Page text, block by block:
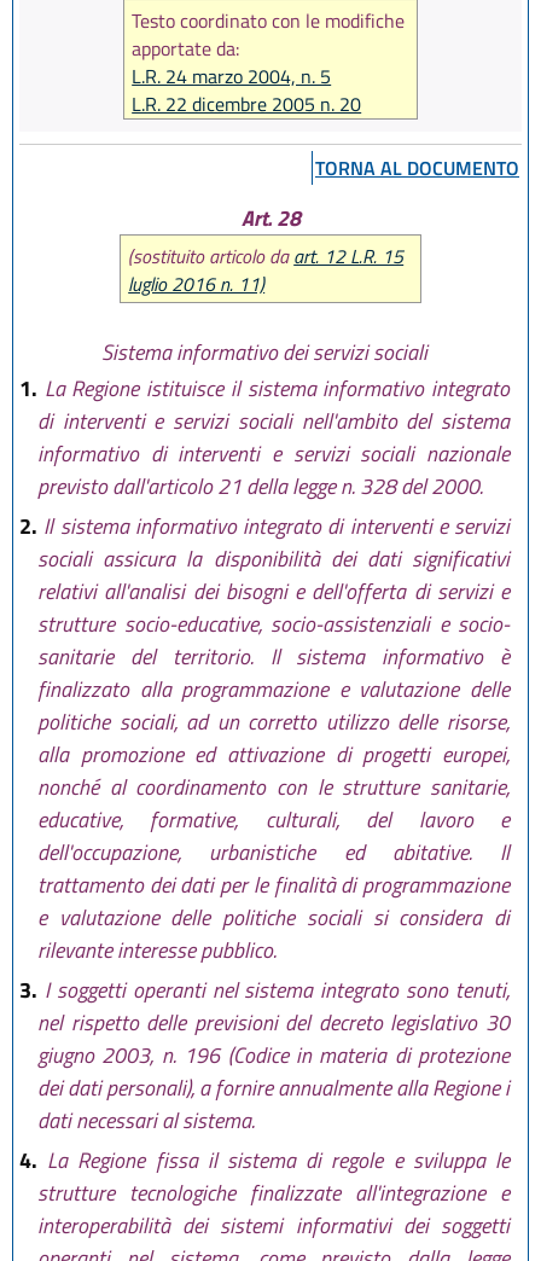
Testo coordinato con le modifiche
apportate da:
L.R. 24 marzo 2004, n. 5
L.R. 22 dicembre 2005 n. 20
L.R. 23 dicembre 2010 n. 14
L.R. 22 dicembre 2011 n. 21
L.R. 21 dicembre 2012 n. 19
L.R. 20 dicembre 2013 n. 28
L.R. 30 luglio 2015, n. 13
L.R. 15 luglio 2016 n. 11
TORNA AL DOCUMENTO
Art. 28
(sostituito articolo daart. 12 L.R. 15
luglio 2016 n. 11)
Sistema informativo dei servizi sociali
1. La Regione istituisce il sistema informativo integrato
di interventi e servizi sociali nell'ambito del sistema
informativo di interventi e servizi sociali nazionale
previsto dall'articolo 21 della legge n. 328 del 2000.
2. Il sistema informativo integrato di interventi e servizi
sociali assicura la disponibilità dei dati significativi
relativi all'analisi dei bisogni e dell'offerta di servizi e
strutture socio-educative, socio-assistenziali e socio-
sanitarie del territorio. Il sistema informativo è
finalizzato alla programmazione e valutazione delle
politiche sociali, ad un corretto utilizzo delle risorse,
alla promozione ed attivazione di progetti europei,
nonché al coordinamento con le strutture sanitarie,
educative, formative, culturali, del lavoro e
dell'occupazione, urbanistiche ed abitative. Il
trattamento dei dati per le finalità di programmazione
e valutazione delle politiche sociali si considera di
rilevante interesse pubblico.
3. I soggetti operanti nel sistema integrato sono tenuti,
nel rispetto delle previsioni del decreto legislativo 30
giugno 2003, n. 196 (Codice in materia di protezione
dei dati personali), a fornire annualmente alla Regione i
dati necessari al sistema.
4. La Regione fissa il sistema di regole e sviluppa le
strutture tecnologiche finalizzate all'integrazione e
interoperabilità dei sistemi informativi dei soggetti